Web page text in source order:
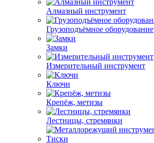
Алмазный инструмент
Грузоподъёмное оборудование
Замки
Измерительный инструмент
Ключи
Крепёж, метизы
Лестницы, стремянки